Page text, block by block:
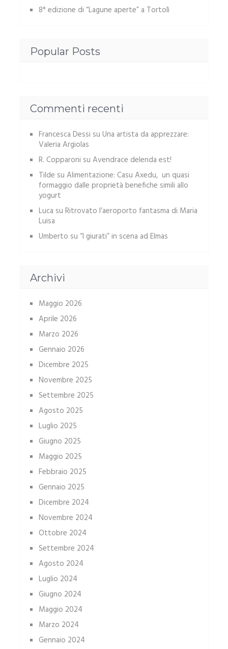
8° edizione di “Lagune aperte” a Tortolì
Popular Posts
Commenti recenti
Francesca Dessi su Una artista da apprezzare:
Valeria Argiolas
R. Copparoni su Avendrace delenda est!
Tilde su Alimentazione: Casu Axedu, un quasi
formaggio dalle proprietà benefiche simili allo
yogurt
Luca su Ritrovato l’aeroporto fantasma di Maria
Luisa
Umberto su “I giurati” in scena ad Elmas
Archivi
Maggio 2026
Aprile 2026
Marzo 2026
Gennaio 2026
Dicembre 2025
Novembre 2025
Settembre 2025
Agosto 2025
Luglio 2025
Giugno 2025
Maggio 2025
Febbraio 2025
Gennaio 2025
Dicembre 2024
Novembre 2024
Ottobre 2024
Settembre 2024
Agosto 2024
Luglio 2024
Giugno 2024
Maggio 2024
Marzo 2024
Gennaio 2024